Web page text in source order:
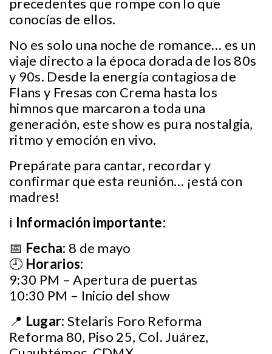
precedentes que rompe con lo que
conocías de ellos.
No es solo una noche de romance… es un
viaje directo a la época dorada de los 80s
y 90s. Desde la energía contagiosa de
Flans y Fresas con Crema hasta los
himnos que marcaron a toda una
generación, este show es pura nostalgia,
ritmo y emoción en vivo.
Prepárate para cantar, recordar y
confirmar que esta reunión… ¡está con
madres!
ℹ️ Información importante:
📅 Fecha: 8 de mayo
🕘 Horarios:
9:30 PM – Apertura de puertas
10:30 PM – Inicio del show
📍 Lugar: Stelaris Foro Reforma
Reforma 80, Piso 25, Col. Juárez,